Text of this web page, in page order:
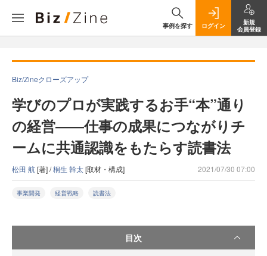
事例を探す ログイン
新規
会員登録
Biz/Zineクローズアップ
学びのプロが実践するお手“本”通り
の経営――仕事の成果につながりチ
ームに共通認識をもたらす読書法
松田 航[著] /桐生 幹太[取材・構成] 2021/07/30 07:00
事業開発 経営戦略 読書法
目次